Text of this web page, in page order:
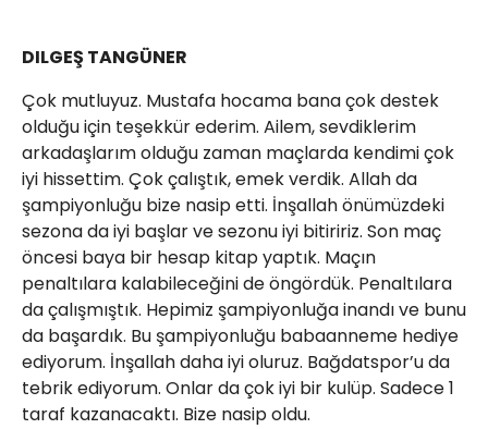
DILGEŞ TANGÜNER
Çok mutluyuz. Mustafa hocama bana çok destek
olduğu için teşekkür ederim. Ailem, sevdiklerim
arkadaşlarım olduğu zaman maçlarda kendimi çok
iyi hissettim. Çok çalıştık, emek verdik. Allah da
şampiyonluğu bize nasip etti. İnşallah önümüzdeki
sezona da iyi başlar ve sezonu iyi bitiririz. Son maç
öncesi baya bir hesap kitap yaptık. Maçın
penaltılara kalabileceğini de öngördük. Penaltılara
da çalışmıştık. Hepimiz şampiyonluğa inandı ve bunu
da başardık. Bu şampiyonluğu babaanneme hediye
ediyorum. İnşallah daha iyi oluruz. Bağdatspor’u da
tebrik ediyorum. Onlar da çok iyi bir kulüp. Sadece 1
taraf kazanacaktı. Bize nasip oldu.